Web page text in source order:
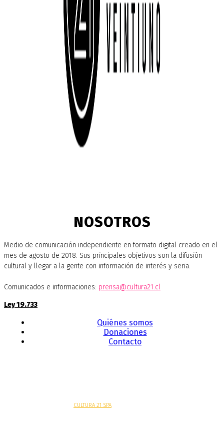
NOSOTROS
Medio de comunicación independiente en formato digital creado en el
mes de agosto de 2018. Sus principales objetivos son la difusión
cultural y llegar a la gente con información de interés y seria.
Comunicados e informaciones: prensa@cultura21.cl
Ley 19.733
Quiénes somos
Donaciones
Contacto
CULTURA 21 SPA